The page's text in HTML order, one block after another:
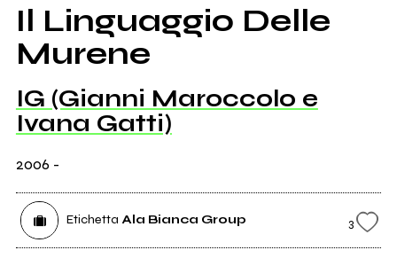
Il Linguaggio Delle
Murene
IG (Gianni Maroccolo e
Ivana Gatti)
2006 -
Etichetta Ala Bianca Group 3